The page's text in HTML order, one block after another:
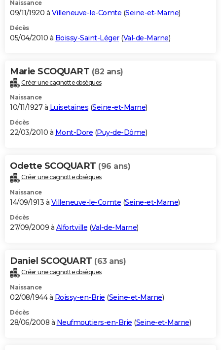
Naissance
09/11/1920 à Villeneuve-le-Comte (Seine-et-Marne)
Décès
05/04/2010 à Boissy-Saint-Léger(Val-de-Marne)
Marie SCOQUART (82 ans)
Créer une cagnotte obsèques
Naissance
10/11/1927 à Luisetaines (Seine-et-Marne)
Décès
22/03/2010 à Mont-Dore (Puy-de-Dôme)
Odette SCOQUART (96 ans)
Créer une cagnotte obsèques
Naissance
14/09/1913 à Villeneuve-le-Comte (Seine-et-Marne)
Décès
27/09/2009 à Alfortville (Val-de-Marne)
Daniel SCOQUART (63 ans)
Créer une cagnotte obsèques
Naissance
02/08/1944 à Roissy-en-Brie (Seine-et-Marne)
Décès
28/06/2008 à Neufmoutiers-en-Brie (Seine-et-Marne)